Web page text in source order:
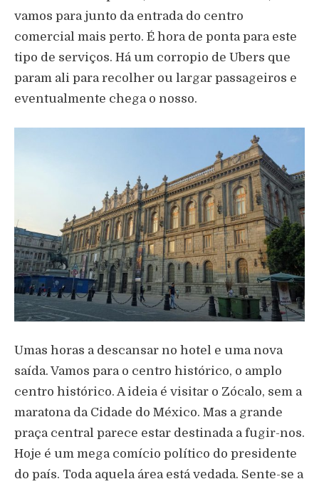
vamos para junto da entrada do centro
comercial mais perto. É hora de ponta para este
tipo de serviços. Há um corropio de Ubers que
param ali para recolher ou largar passageiros e
eventualmente chega o nosso.
Umas horas a descansar no hotel e uma nova
saída. Vamos para o centro histórico, o amplo
centro histórico. A ideia é visitar o Zócalo, sem a
maratona da Cidade do México. Mas a grande
praça central parece estar destinada a fugir-nos.
Hoje é um mega comício político do presidente
do país. Toda aquela área está vedada. Sente-se a